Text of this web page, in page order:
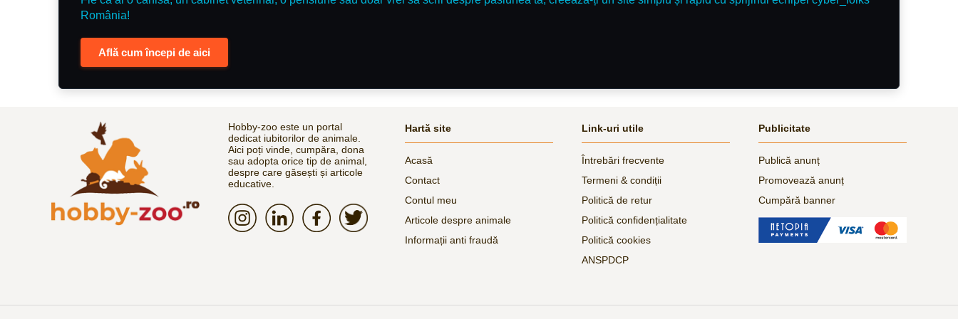
România!
Află cum începi de aici
Hobby-zoo este un portal
dedicat iubitorilor de animale.
Aici poți vinde, cumpăra, dona
sau adopta orice tip de animal,
despre care găsești și articole
educative.
Hartă site
Acasă
Contact
Contul meu
Articole despre animale
Informații anti fraudă
Link-uri utile
Întrebări frecvente
Termeni & condiții
Politică de retur
Politică confidențialitate
Politică cookies
ANSPDCP
Publicitate
Publică anunț
Promovează anunț
Cumpără banner